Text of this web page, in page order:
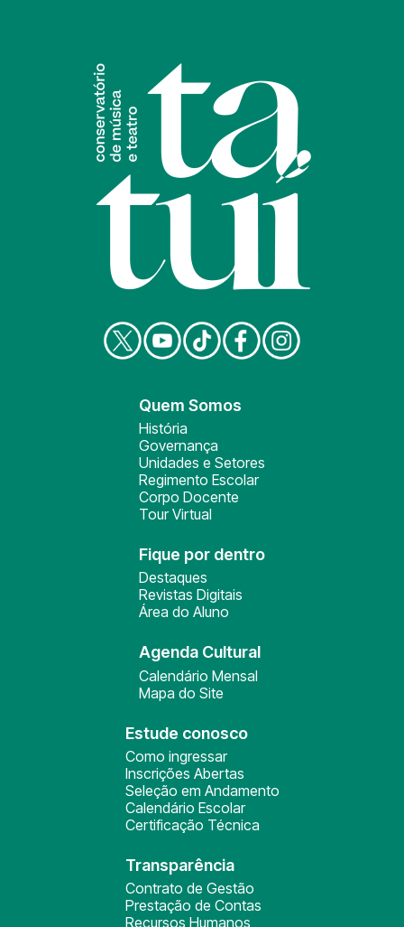
Quem Somos
História
Governança
Unidades e Setores
Regimento Escolar
Corpo Docente
Tour Virtual
Fique por dentro
Destaques
Revistas Digitais
Área do Aluno
Agenda Cultural
Calendário Mensal
Mapa do Site
Estude conosco
Como ingressar
Inscrições Abertas
Seleção em Andamento
Calendário Escolar
Certificação Técnica
Transparência
Contrato de Gestão
Prestação de Contas
Recursos Humanos